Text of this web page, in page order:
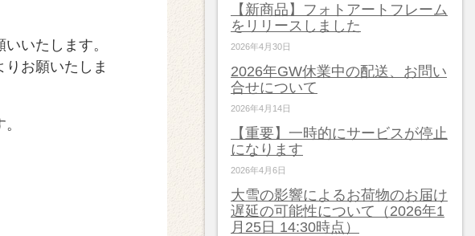
いたします。
お願いたしま
【新商品】フォトアートフレーム
をリリースしました
2026年4月30日
2026年GW休業中の配送、お問い
合せについて
2026年4月14日
【重要】一時的にサービスが停止
になります
2026年4月6日
大雪の影響によるお荷物のお届け
遅延の可能性について（2026年1
月25日 14:30時点）